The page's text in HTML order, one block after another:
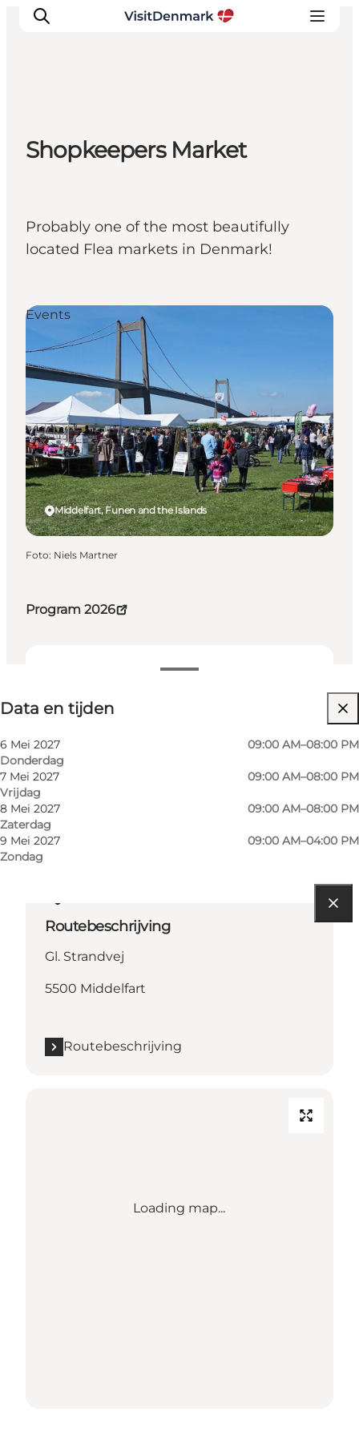
Inspiratie
Bestemmingen
Plan je reis
Shopkeepers Market
Probably one of the most beautifully
located Flea markets in Denmark!
Program 2026
Data en tijden
6 Mei 2027
Donderdag
09:00 AM–08:00 PM
7 Mei 2027
Vrijdag
09:00 AM–08:00 PM
8 Mei 2027
Zaterdag
09:00 AM–08:00 PM
9 Mei 2027
Zondag
09:00 AM–04:00 PM
Website bezoeken
Children, Friends, My partner, Myself
Middelfart, Funen and the Islands
Events
Foto: Niels Martner
Routebeschrijving
Gl. Strandvej
5500 Middelfart
Routebeschrijving
Loading map...